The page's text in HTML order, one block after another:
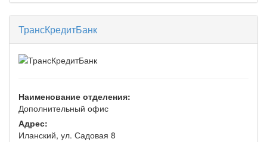
ТрансКредитБанк
Наименование отделения:
Дополнительный офис
Адрес:
Иланский, ул. Садовая 8